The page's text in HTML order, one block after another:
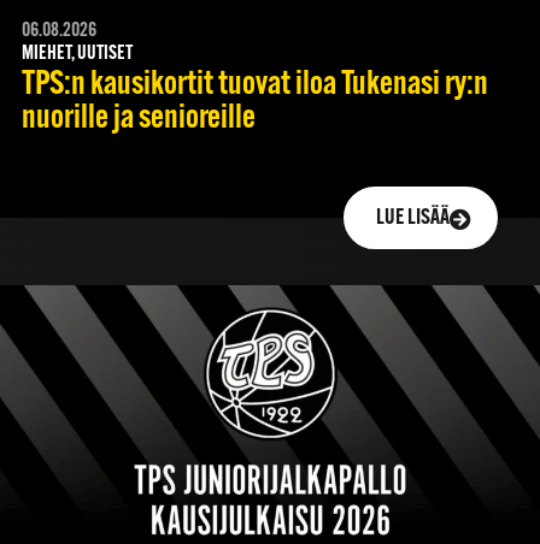
06.08.2026
MIEHET, UUTISET
TPS:n kausikortit tuovat iloa Tukenasi ry:n
nuorille ja senioreille
LUE LISÄÄ